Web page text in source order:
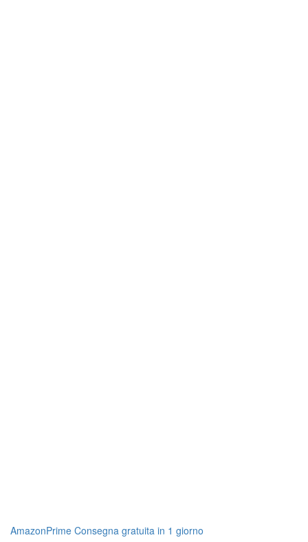
AmazonPrime Consegna gratuita in 1 giorno